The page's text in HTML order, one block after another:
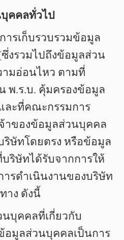
คคลทั่วไป
ารเก็บรวบรวมข้อมูล
งรวมไปถึงข้อมูลส่วน
มอ่อนไหว ตามที่
พ.ร.บ. คุ้มครองข้อมูล
ละที่คณะกรรมการ
าของข้อมูลส่วนบุคคล
ริษัทโดยตรง หรือข้อมูล
ริษัทได้รับจากการให้
ารดำเนินงานของบริษัท
าง ดังนี้
บุคคลที่เกี่ยวกับ
อมูลส่วนบุคคลเป็นการ